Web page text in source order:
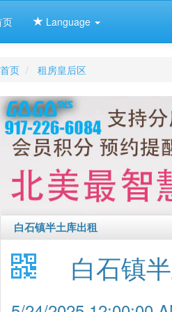
页 Language
首页 租房皇后区
白石镇半土库出租
白石镇